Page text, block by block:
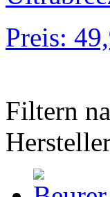
Preis:
Filtern